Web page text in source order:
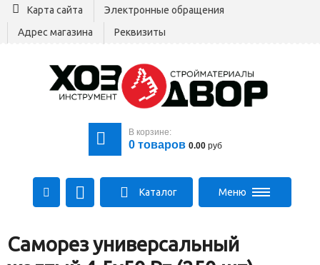
Карта сайта
Электронные обращения
Адрес магазина
Реквизиты
В корзине:
0 товаров 0.00 руб
+375 29 564-00-00
Все для стройки
Каталог Меню
Саморез универсальный